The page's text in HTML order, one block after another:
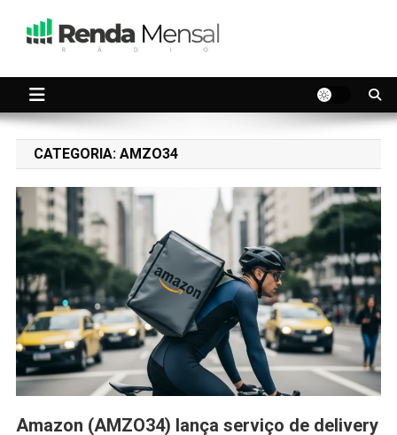
CATEGORIA: AMZO34
Amazon (AMZO34) lança serviço de delivery